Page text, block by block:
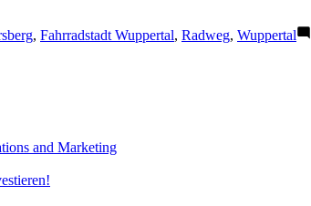
gewesen
, Fahrradstadt Wuppertal, Radweg, Wuppertal
and Marketing